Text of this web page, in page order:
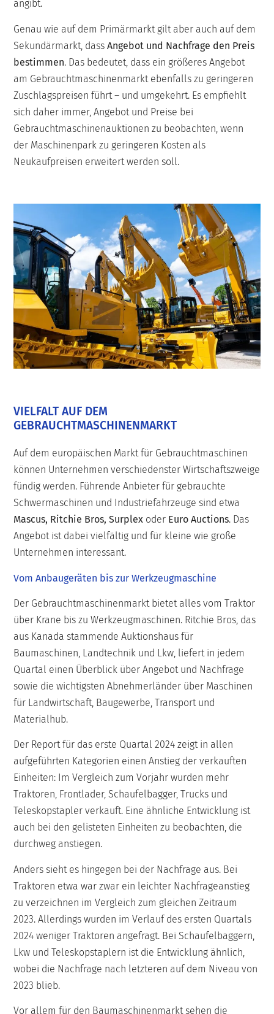
angibt.
Genau wie auf dem Primärmarkt gilt aber auch auf dem
Sekundärmarkt, dassAngebot und Nachfrage den Preis
bestimmen. Das bedeutet, dass ein größeres Angebot
am Gebrauchtmaschinenmarkt ebenfalls zu geringeren
Zuschlagspreisen führt – und umgekehrt. Es empfiehlt
sich daher immer, Angebot und Preise bei
Gebrauchtmaschinenauktionen zu beobachten, wenn
der Maschinenpark zu geringeren Kosten als
Neukaufpreisen erweitert werden soll.
VIELFALT AUF DEM
GEBRAUCHTMASCHINENMARKT
Auf dem europäischen Markt für Gebrauchtmaschinen
können Unternehmen verschiedenster Wirtschaftszweige
fündig werden. Führende Anbieter für gebrauchte
Schwermaschinen und Industriefahrzeuge sind etwa
Mascus, Ritchie Bros, Surplex oder Euro Auctions. Das
Angebot ist dabei vielfältig und für kleine wie große
Unternehmen interessant.
Vom Anbaugeräten bis zur Werkzeugmaschine
Der Gebrauchtmaschinenmarkt bietet alles vom Traktor
über Krane bis zu Werkzeugmaschinen. Ritchie Bros, das
aus Kanada stammende Auktionshaus für
Baumaschinen, Landtechnik und Lkw, liefert in jedem
Quartal einen Überblick über Angebot und Nachfrage
sowie die wichtigsten Abnehmerländer über Maschinen
für Landwirtschaft, Baugewerbe, Transport und
Materialhub.
Der Report für das erste Quartal 2024 zeigt in allen
aufgeführten Kategorien einen Anstieg der verkauften
Einheiten: Im Vergleich zum Vorjahr wurden mehr
Traktoren, Frontlader, Schaufelbagger, Trucks und
Teleskopstapler verkauft. Eine ähnliche Entwicklung ist
auch bei den gelisteten Einheiten zu beobachten, die
durchweg anstiegen.
Anders sieht es hingegen bei der Nachfrage aus. Bei
Traktoren etwa war zwar ein leichter Nachfrageanstieg
zu verzeichnen im Vergleich zum gleichen Zeitraum
2023. Allerdings wurden im Verlauf des ersten Quartals
2024 weniger Traktoren angefragt. Bei Schaufelbaggern,
Lkw und Teleskopstaplern ist die Entwicklung ähnlich,
wobei die Nachfrage nach letzteren auf dem Niveau von
2023 blieb.
Vor allem für den Baumaschinenmarkt sehen die